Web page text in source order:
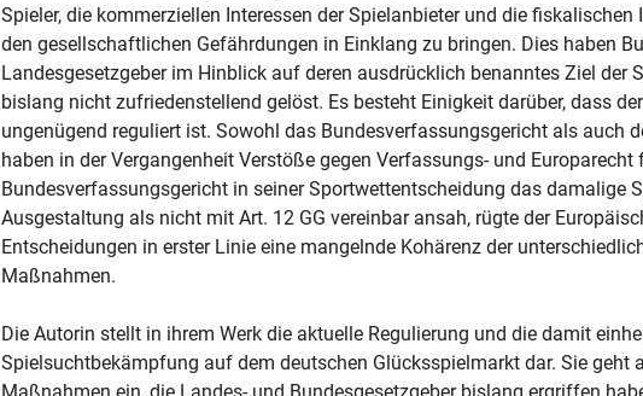
Spieler, die kommerziellen Interessen der Spielanbieter und die fiskalischen
den gesellschaftlichen Gefährdungen in Einklang zu bringen. Dies haben
Landesgesetzgeber im Hinblick auf deren ausdrücklich benanntes Ziel der
bislang nicht zufriedenstellend gelöst. Es besteht Einigkeit darüber, dass
ungenügend reguliert ist. Sowohl das Bundesverfassungsgericht als auch
haben in der Vergangenheit Verstöße gegen Verfassungs- und
Bundesverfassungsgericht in seiner Sportwettentscheidung das damalige
Ausgestaltung als nicht mit Art. 12 GG vereinbar ansah, rügte der
Entscheidungen in erster Linie eine mangelnde Kohärenz der
Maßnahmen.
Die Autorin stellt in ihrem Werk die aktuelle Regulierung und die damit
Spielsuchtbekämpfung auf dem deutschen Glücksspielmarkt dar. Sie geht